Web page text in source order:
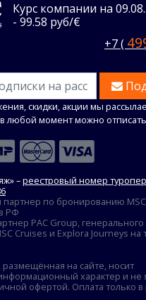
Курс компании на
- 99.58 руб/€
+7 (
скидки, акции мы
любой момент можно
–реестровый номер
по бронированию
РФ
PAC Group, генерального
Cruises и Explora Journeys на
на сайте, носит
характер и не
офертой. Оплата только в